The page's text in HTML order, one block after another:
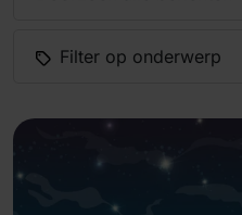
Filter op onderwerp